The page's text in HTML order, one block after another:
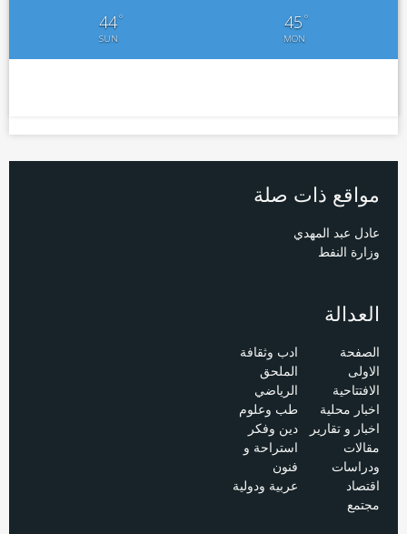
44°
SUN
45°
MON
مواقع ذات صلة
عادل عبد المهدي
وزارة النفط
العدالة
الصفحة
الاولى
الافتتاحية
اخبار محلية
اخبار و تقارير
مقالات
ودراسات
اقتصاد
مجتمع
ادب وثقافة
الملحق
الرياضي
طب وعلوم
دين وفكر
استراحة و
فنون
عربية ودولية